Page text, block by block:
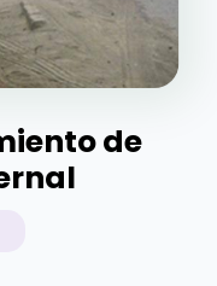
de